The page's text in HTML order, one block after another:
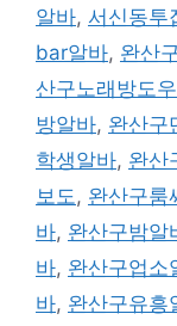
알바, 서신동투
bar알바, 완산
산구노래방도
방알바, 완산구
학생알바, 완산
보도, 완산구룸
바, 완산구밤알
바, 완산구업소
바, 완산구유흥